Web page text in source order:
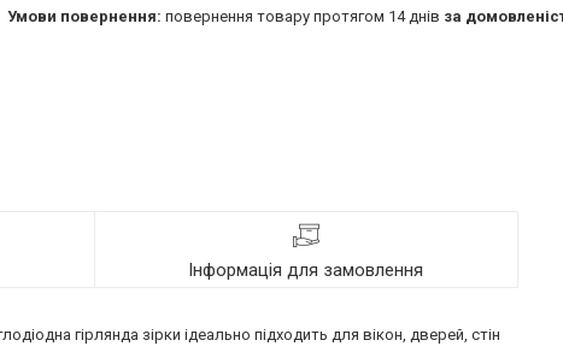
повернення товару протягом 14 днів за
Інформація для замовлення
гірлянда зірки ідеально підходить для вікон, дверей, стін